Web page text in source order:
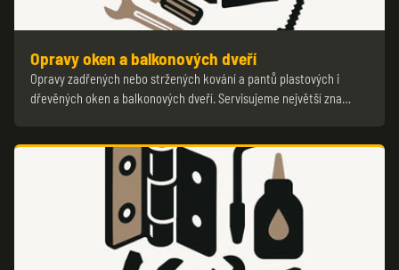
Opravy oken a balkonových dveří
Opravy zadřených nebo stržených kování a pantů plastových i
dřevěných oken a balkonových dveří. Servisujeme největší zna…